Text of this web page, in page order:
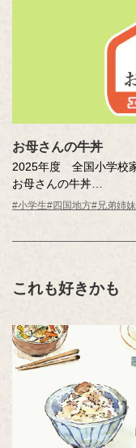
お母さんの牛丼
2025年度 全国小学校
お母さんの牛丼
高尾 咲和（香川県 高
#小学生#四国地方#兄弟姉妹
これも好きかも